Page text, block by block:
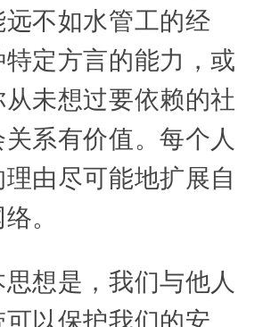
远不如水管工的经
定方言的能力，或
未想过要依赖的社
系有价值。每个人
由尽可能地扩展自
。
想是，我们与他人
以保护我们的安